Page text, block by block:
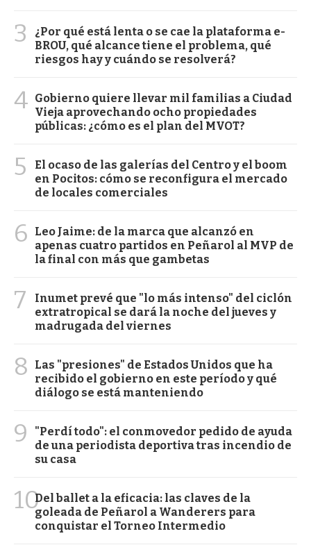
3
¿Por qué está lenta o se cae la plataforma e-
BROU, qué alcance tiene el problema, qué
riesgos hay y cuándo se resolverá?
4 Gobierno quiere llevar mil familias a Ciudad
Vieja aprovechando ocho propiedades
públicas: ¿cómo es el plan del MVOT?
5
El ocaso de las galerías del Centro y el boom
en Pocitos: cómo se reconfigura el mercado
de locales comerciales
6
Leo Jaime: de la marca que alcanzó en
apenas cuatro partidos en Peñarol al MVP de
la final con más que gambetas
7
Inumet prevé que "lo más intenso" del ciclón
extratropical se dará la noche del jueves y
madrugada del viernes
8
Las "presiones" de Estados Unidos que ha
recibido el gobierno en este período y qué
diálogo se está manteniendo
9
"Perdí todo": el conmovedor pedido de ayuda
de una periodista deportiva tras incendio de
su casa
10Del ballet a la eficacia: las claves de la
goleada de Peñarol a Wanderers para
conquistar el Torneo Intermedio